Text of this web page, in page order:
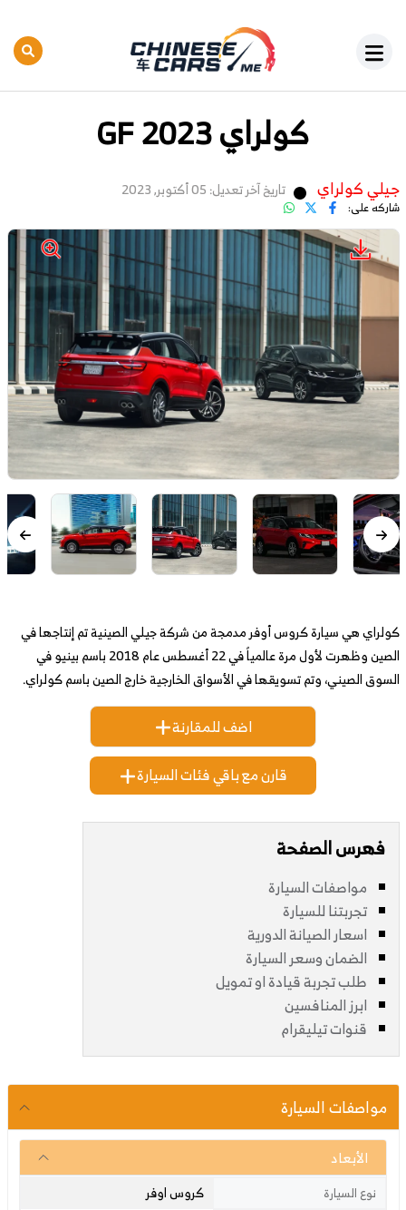
كولراي GF 2023
جيلي كولراي تاريخ آخر تعديل: 05 أكتوبر, 2023
شاركه على:
كولراي هي سيارة كروس أوفر مدمجة من شركة جيلي الصينية تم إنتاجها في
الصين وظهرت لأول مرة عالمياً في 22 أغسطس عام 2018 باسم بينيو في
السوق الصيني، وتم تسويقها في الأسواق الخارجية خارج الصين باسم كولراي.
اضف للمقارنة
قارن مع باقي فئات السيارة
فهرس الصفحة
مواصفات السيارة
تجربتنا للسيارة
اسعار الصيانة الدورية
الضمان وسعر السيارة
طلب تجربة قيادة او تمويل
ابرز المنافسين
قنوات تيليقرام
مواصفات السيارة
الأبعاد
نوع السيارة كروس اوفر